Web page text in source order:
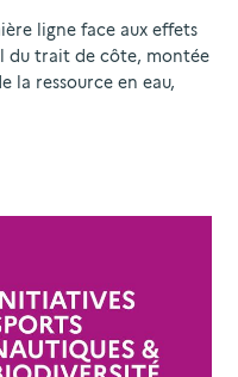
ligne face aux effets
du trait de côte, montée
la ressource en eau,